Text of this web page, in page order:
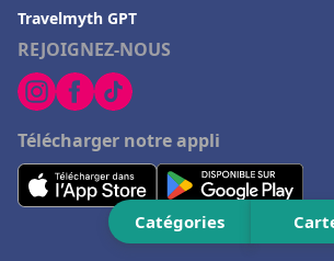
Hôtels à Lion-sur-Mer
Hôtels à Playa del Carmen
Hôtels à Le Luc
Hôtels en Charente Maritime
Hôtels à Bois-Colombes
Hôtels à Porto Ota
Hôtels à Belek
Catégories
REJOIGNEZ-NOUS
Télécharger notre appli
Travelmyth GPT